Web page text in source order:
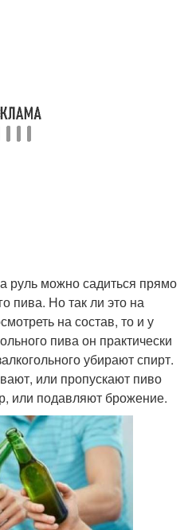
руль можно садиться прямо
пива. Но так ли это на
на состав, то и у
пива он практически
убирают спирт.
или пропускают пиво
или подавляют брожение.